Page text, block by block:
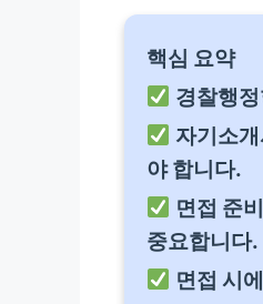
핵심 요약
경찰행
자기소
야 합니다.
면접 준
중요합니다.
면접 시